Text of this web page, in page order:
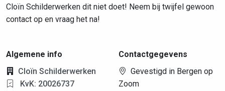
Cloïn Schilderwerken dit niet doet! Neem bij twijfel gewoon
contact op en vraag het na!
Algemene info
Cloïn Schilderwerken
KvK: 20026737
Contactgegevens
Gevestigd in Bergen op
Zoom